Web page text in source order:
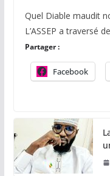
Quel Diable maudit
L’ASSEP a traversé
Partager :
Facebook